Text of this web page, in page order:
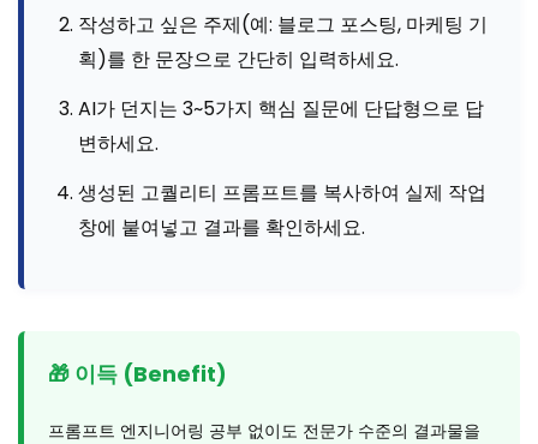
작성하고 싶은 주제(예: 블로그 포스팅, 마케팅 기
획)를 한 문장으로 간단히 입력하세요.
AI가 던지는 3~5가지 핵심 질문에 단답형으로 답
변하세요.
생성된 고퀄리티 프롬프트를 복사하여 실제 작업
창에 붙여넣고 결과를 확인하세요.
🎁 이득 (Benefit)
프롬프트 엔지니어링 공부 없이도 전문가 수준의 결과물을